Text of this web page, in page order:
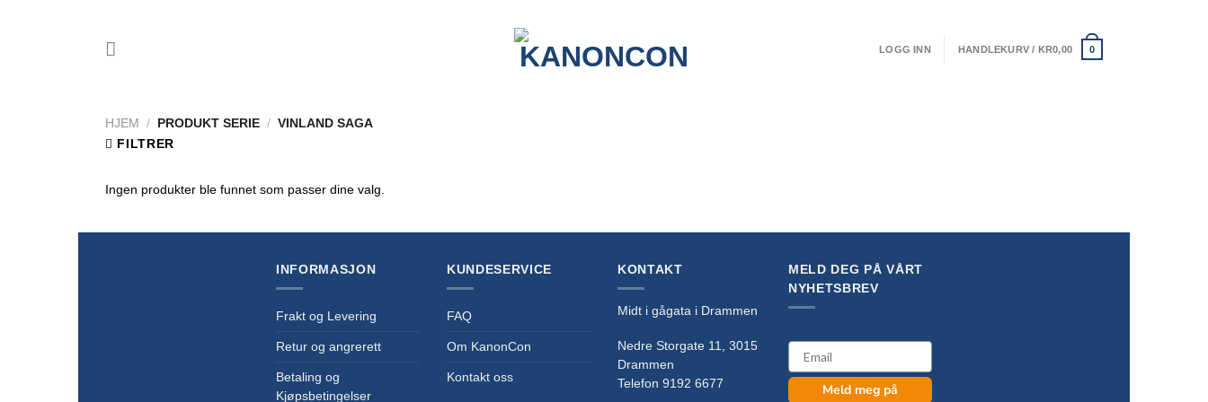
content
LOGG INN HANDLEKURV / KR0,00 0
HJEM / PRODUKT SERIE / VINLAND SAGA
FILTRER
Ingen produkter ble funnet som passer dine valg.
INFORMASJON
Frakt og Levering
Retur og angrerett
Betaling og
Kjøpsbetingelser
KUNDESERVICE
FAQ
Om KanonCon
Kontakt oss
KONTAKT
Midt i gågata i Drammen
Nedre Storgate 11, 3015
Drammen
Telefon 9192 6677
MELD DEG PÅ VÅRT
NYHETSBREV
email
Meld meg på